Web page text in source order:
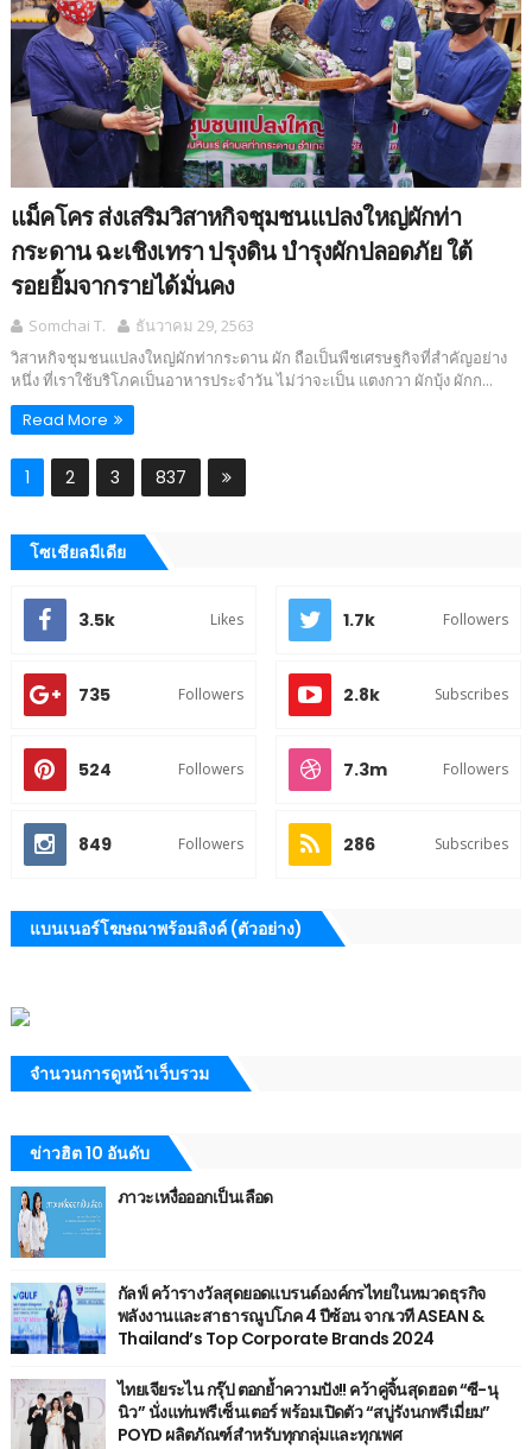
แม็คโคร ส่งเสริมวิสาหกิจชุมชนแปลงใหญ่ผักท่า
กระดาน ฉะเชิงเทรา ปรุงดิน บำรุงผักปลอดภัย ใต้
รอยยิ้มจากรายได้มั่นคง
Somchai T.
ธันวาคม 29, 2563
วิสาหกิจชุมชนแปลงใหญ่ผักท่ากระดาน ผัก ถือเป็นพืชเศรษฐกิจที่สำคัญอย่าง
หนึ่ง ที่เราใช้บริโภคเป็นอาหารประจำวัน ไม่ว่าจะเป็น แตงกวา ผักบุ้ง ผักก...
Read More
1 2 3 837
โซเชียลมีเดีย
3.5k Likes 1.7k Followers
735 Followers 2.8k Subscribes
524 Followers 7.3m Followers
849 Followers 286 Subscribes
แบนเนอร์โฆษณาพร้อมลิงค์ (ตัวอย่าง)
จำนวนการดูหน้าเว็บรวม
ข่าวฮิต 10 อันดับ
ภาวะเหงื่อออกเป็นเลือด
กัลฟ์ คว้ารางวัลสุดยอดแบรนด์องค์กรไทยในหมวดธุรกิจ
พลังงานและสาธารณูปโภค 4 ปีซ้อน จากเวที ASEAN &
Thailand’s Top Corporate Brands 2024
ไทยเจียระไน กรุ๊ป ตอกย้ำความปัง!! คว้าคู่จิ้นสุดฮอต “ซี-นุ
นิว” นั่งแท่นพรีเซ็นเตอร์ พร้อมเปิดตัว “สบู่รังนกพรีเมี่ยม”
POYD ผลิตภัณฑ์สำหรับทุกกลุ่มและทุกเพศ